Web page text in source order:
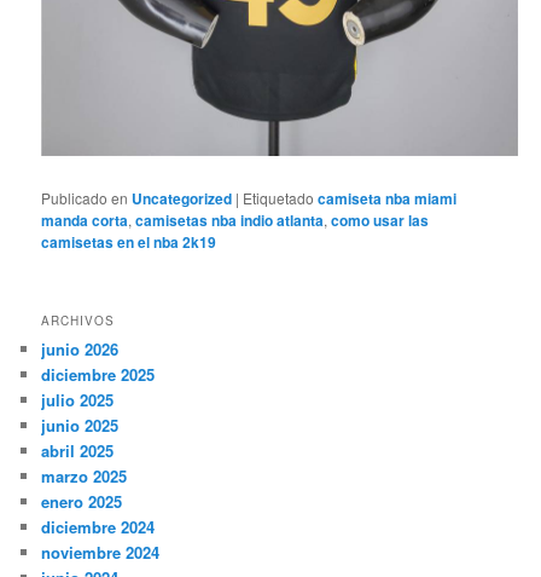
Publicado en Uncategorized | Etiquetado camiseta nba miami
manda corta,camisetas nba indio atlanta,como usar las
camisetas en el nba 2k19
ARCHIVOS
junio 2026
diciembre 2025
julio 2025
junio 2025
abril 2025
marzo 2025
enero 2025
diciembre 2024
noviembre 2024